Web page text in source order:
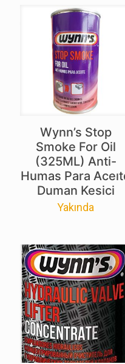
Wynn’s Stop
Smoke For Oil
(325ML) Anti-
Humas Para
Duman Kesici
Yakında